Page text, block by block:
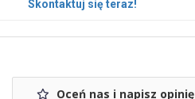
Skontaktuj się teraz!
Oceń nas i napisz opinię